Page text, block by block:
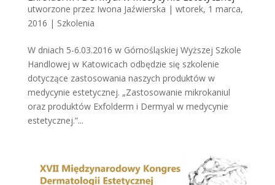
utworzone przez Iwona Jaźwierska | wtorek, 1 marca,
2016 | Szkolenia
W dniach 5-6.03.2016 w Górnośląskiej Wyższej Szkole
Handlowej w Katowicach odbędzie się szkolenie
dotyczące zastosowania naszych produktów w
medycynie estetycznej. „Zastosowanie mikrokaniul
oraz produktów Exfolderm i Dermyal w medycynie
estetycznej.”...